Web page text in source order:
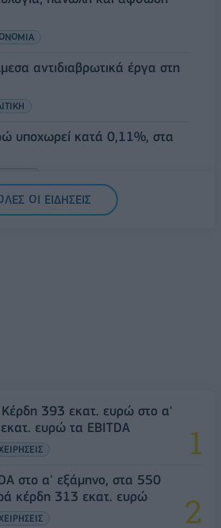
αντιδιαβρωτικά έργα στη
υποχωρεί κατά 0,11%, στα
ΟΙ ΕΙΔΗΣΕΙΣ
Κέρδη 393 εκατ. ευρώ στο α'
ευρώ τα EBITDA
στο α' εξάμηνο, στα 550
κέρδη 313 εκατ. ευρώ